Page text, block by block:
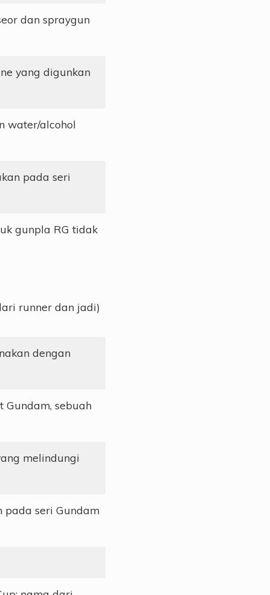
dan spraygun
yang digunkan
water/alcohol
pada seri
gunpla RG tidak
runner dan jadi)
dengan
sebuah
melindungi
pada seri Gundam